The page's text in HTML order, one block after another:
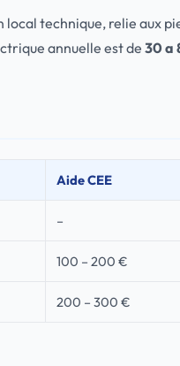
technique, relie aux
annuelle est de 30 a
Aide CEE
–
100 – 200 €
200 – 300 €